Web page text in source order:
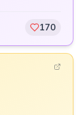
170